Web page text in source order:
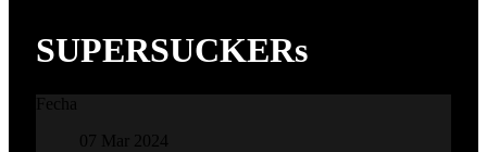
SUPERSUCKERs
Fecha
07 Mar 2024